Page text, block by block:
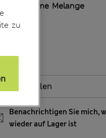
Creme Melange
Benachrichtigen Sie mich,
wieder auf Lager ist
zu